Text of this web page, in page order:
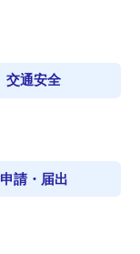
交通安全
申請・届出